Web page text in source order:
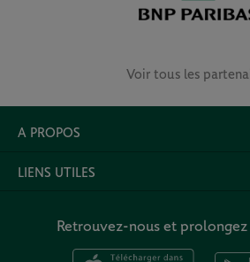
Voir tous les
A PROPOS
LIENS UTILES
Retrouvez-nous et prolongez